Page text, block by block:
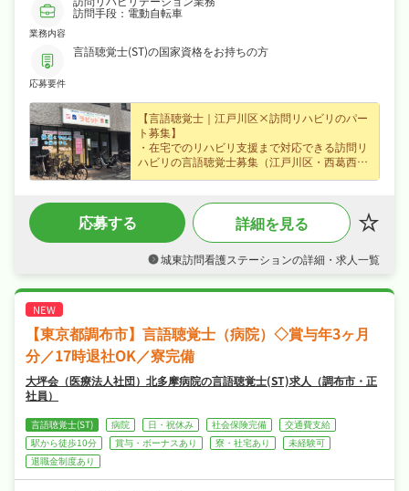
業務内容
訪問手段：電動自転車
応募要件
言語聴覚士(ST)の国家資格をお持ちの方
【言語聴覚士｜江戸川区×訪問リハビリのパー
ト募集】
・在宅でのリハビリ支援まで対応できる訪問リ
ハビリの言語聴覚士募集（江戸川区・西葛西駅
・時給2,200円（パート・アルバイト）、昇給
ありなど好待遇で、ライフスタイルに合わせて
無理なく働けます♪
120日、夏季休暇・年末年始休暇など長期休暇
けます♪
応募する 詳細を見る
城東訪問看護ステーションの詳細・求人一覧
【東京都調布市】言語聴覚士（病院）◇賞与年3ヶ月
分／17時退社OK／寮完備
大坪会（医療法人社団）北多摩病院の言語聴覚士(ST)求人（調布市・正
社員）
言語聴覚士(ST) 病院 日・祝休み 社会保険完備
交通費支給
駅から徒歩10分
賞与・ボーナスあり 寮・社宅あり
未経験可
退職金制度あり